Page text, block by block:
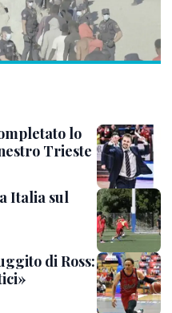
lo
Trieste
Italia sul
di Ross: